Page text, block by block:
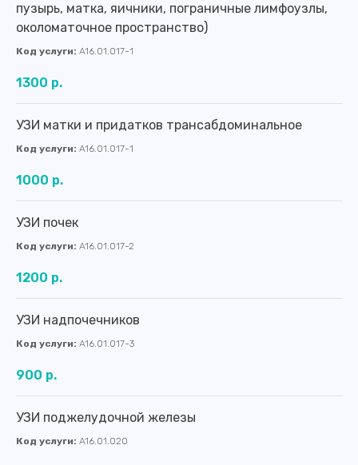
пузырь, матка, яичники, пограничные лимфоузлы,
околоматочное пространство)
Код услуги: A16.01.017-1
1300 р.
УЗИ матки и придатков трансабдоминальное
Код услуги: A16.01.017-1
1000 р.
УЗИ почек
Код услуги: A16.01.017-2
1200 р.
УЗИ надпочечников
Код услуги: A16.01.017-3
900 р.
УЗИ поджелудочной железы
Код услуги: A16.01.020